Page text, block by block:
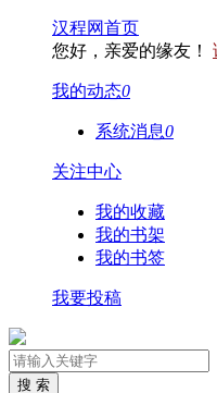
汉程网首页
您好，亲爱的缘友！
我的动态0
系统消息0
关注中心
我的收藏
我的书架
我的书签
我要投稿